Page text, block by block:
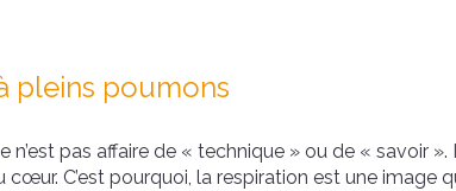
pleins poumons
n’est pas affaire de « technique » ou de « savoir
cœur. C’est pourquoi, la respiration est une image